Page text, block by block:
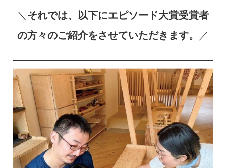
＼ それでは、以下にエピソード大賞受賞者
の方々のご紹介をさせていただきます。
／